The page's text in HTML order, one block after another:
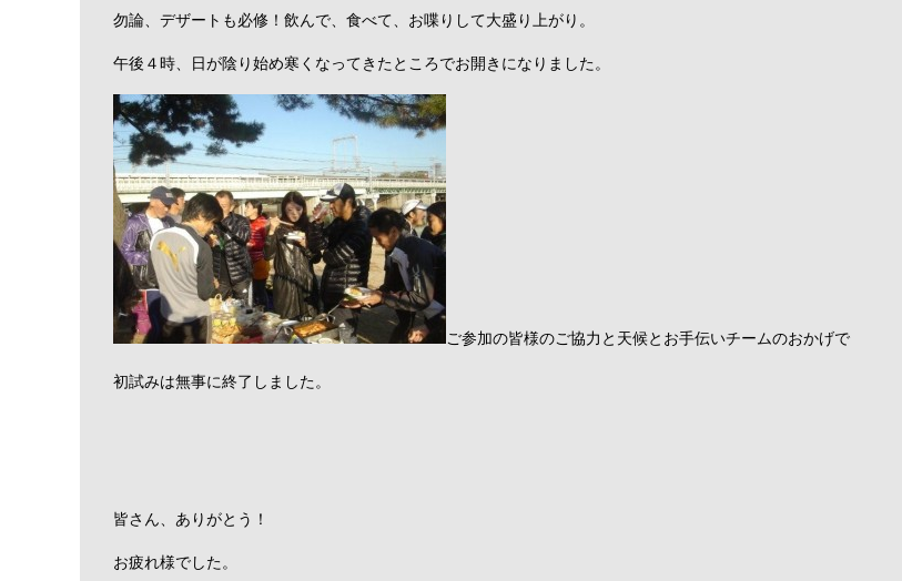
勿論、デザートも必修！飲んで、食べて、お喋りして大盛り上がり。
午後４時、日が陰り始め寒くなってきたところでお開きになりました。
ご参加の皆様のご協力と天候とお手伝いチームのおかげで
初試みは無事に終了しました。
皆さん、ありがとう！
お疲れ様でした。